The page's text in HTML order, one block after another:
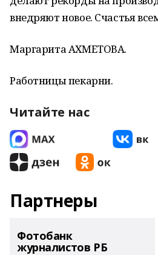
внедряют новое. Счастья
Маргарита АХМЕТОВА.
Работницы пекарни.
Читайте нас
Партнеры
Фотобанк
журналистов РБ